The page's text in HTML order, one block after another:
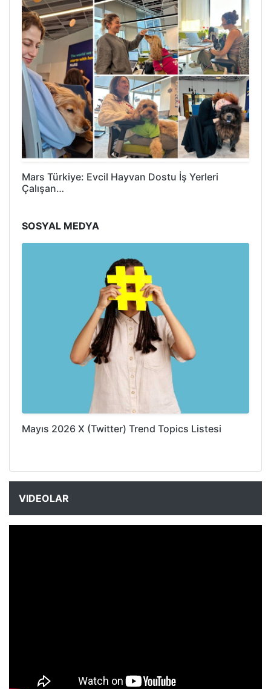
Mars Türkiye: Evcil Hayvan Dostu İş Yerleri
Çalışan…
SOSYAL MEDYA
Mayıs 2026 X (Twitter) Trend Topics Listesi
VIDEOLAR
NYXmag 2. Yaş Kutlama Etkinliği